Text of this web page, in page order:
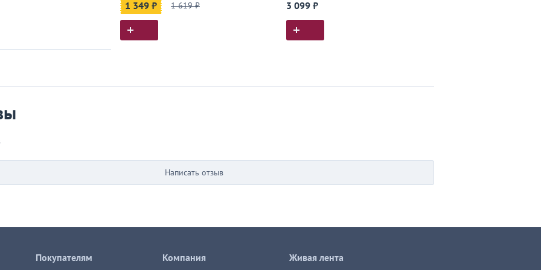
1 349 ₽ 1 619 ₽ 3 099 ₽
Написать отзыв
Покупателям Компания Живая лента